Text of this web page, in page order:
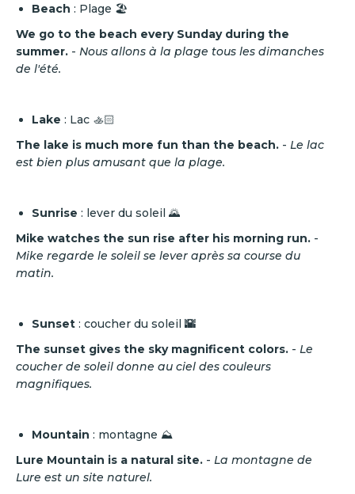
Beach : Plage 🏖️
We go to the beach every Sunday during the
summer. - Nous allons à la plage tous les dimanches
de l'été.
Lake : Lac 🚣🏻
The lake is much more fun than the beach. - Le lac
est bien plus amusant que la plage.
Sunrise : lever du soleil 🌄
Mike watches the sun rise after his morning run. -
Mike regarde le soleil se lever après sa course du
matin.
Sunset : coucher du soleil 🌇
The sunset gives the sky magnificent colors. - Le
coucher de soleil donne au ciel des couleurs
magnifiques.
Mountain : montagne ⛰️
Lure Mountain is a natural site. - La montagne de
Lure est un site naturel.